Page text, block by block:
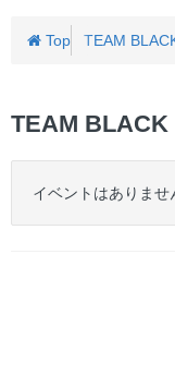
Top TEAM
TEAM BLACK
イベントはありませ